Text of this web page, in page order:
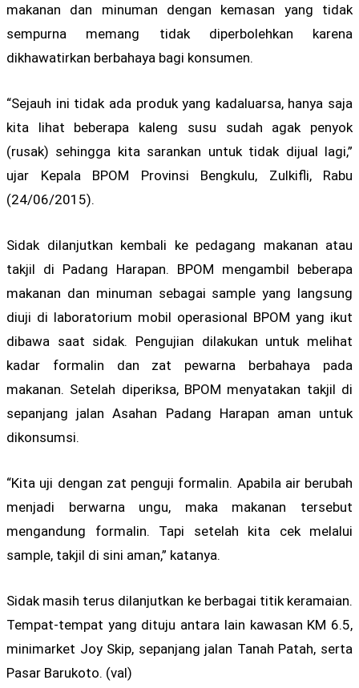
makanan dan minuman dengan kemasan yang tidak
sempurna memang tidak diperbolehkan karena
dikhawatirkan berbahaya bagi konsumen.
“Sejauh ini tidak ada produk yang kadaluarsa, hanya saja
kita lihat beberapa kaleng susu sudah agak penyok
(rusak) sehingga kita sarankan untuk tidak dijual lagi,”
ujar Kepala BPOM Provinsi Bengkulu, Zulkifli, Rabu
(24/06/2015).
Sidak dilanjutkan kembali ke pedagang makanan atau
takjil di Padang Harapan. BPOM mengambil beberapa
makanan dan minuman sebagai sample yang langsung
diuji di laboratorium mobil operasional BPOM yang ikut
dibawa saat sidak. Pengujian dilakukan untuk melihat
kadar formalin dan zat pewarna berbahaya pada
makanan. Setelah diperiksa, BPOM menyatakan takjil di
sepanjang jalan Asahan Padang Harapan aman untuk
dikonsumsi.
“Kita uji dengan zat penguji formalin. Apabila air berubah
menjadi berwarna ungu, maka makanan tersebut
mengandung formalin. Tapi setelah kita cek melalui
sample, takjil di sini aman,” katanya.
Sidak masih terus dilanjutkan ke berbagai titik keramaian.
Tempat-tempat yang dituju antara lain kawasan KM 6.5,
minimarket Joy Skip, sepanjang jalan Tanah Patah, serta
Pasar Barukoto. (val)